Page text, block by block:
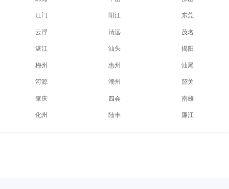
江门 阳江 东莞
云浮 清远 茂名
湛江 汕头 揭阳
梅州 惠州 汕尾
河源 潮州 韶关
肇庆 四会 南雄
化州 陆丰 廉江